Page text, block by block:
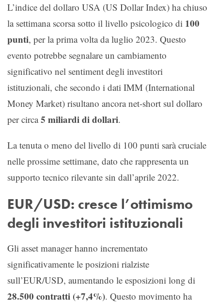
L’indice del dollaro USA (US Dollar Index) ha chiuso
la settimana scorsa sotto il livello psicologico di 100
punti, per la prima volta da luglio 2023. Questo
evento potrebbe segnalare un cambiamento
significativo nel sentiment degli investitori
istituzionali, che secondo i dati IMM (International
Money Market) risultano ancora net-short sul dollaro
per circa5 miliardi di dollari.
La tenuta o meno del livello di 100 punti sarà cruciale
nelle prossime settimane, dato che rappresenta un
supporto tecnico rilevante sin dall’aprile 2022.
EUR/USD: cresce l’ottimismo
degli investitori istituzionali
Gli asset manager hanno incrementato
significativamente le posizioni rialziste
sull’EUR/USD, aumentando le esposizioni long di
28.500 contratti (+7,4%). Questo movimento ha